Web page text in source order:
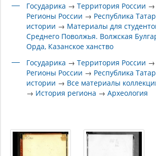
Государика →Территория России →
Регионы России → Республика
истории → Материалы для
Среднего Поволжья. Волжская
Орда, Казанское ханство
Государика →Территория России →
Регионы России → Республика
истории → Все материалы
→ История региона →Археология